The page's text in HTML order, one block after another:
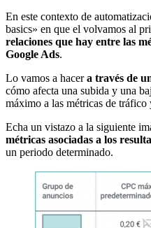
En este contexto de
basics» en que el volvamos al
relaciones que hay entre las
Google Ads.
Lo vamos a hacera través de
cómo afecta una subida y una
máximo a las métricas de
Echa un vistazo a la siguiente
métricas asociadas a los
un periodo determinado.